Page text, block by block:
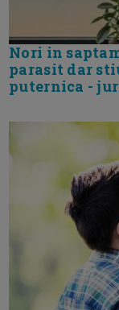
Nori in
parasit dar
puternica -